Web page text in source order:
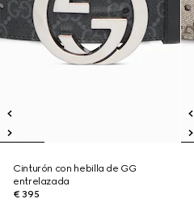
Cinturón con hebilla de GG
entrelazada
€ 395